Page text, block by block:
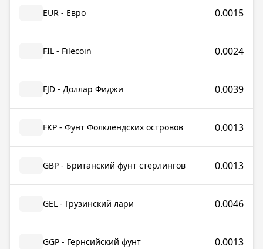
EUR - Евро 0.0015
FIL - Filecoin 0.0024
FJD - Доллар Фиджи 0.0039
FKP - Фунт Фолклендских островов 0.0013
GBP - Британский фунт стерлингов 0.0013
GEL - Грузинский лари 0.0046
GGP - Гернсийский фунт 0.0013